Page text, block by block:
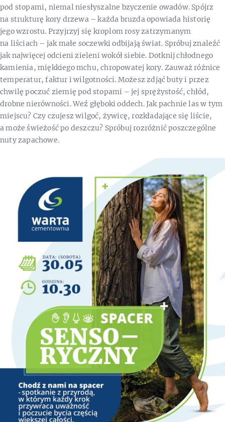
pod stopami, niemal niesłyszalne bzyczenie owadów. Spójrz
na strukturę kory drzewa – każda bruzda opowiada historię
jego wzrostu. Przyjrzyj się kroplom rosy zatrzymanym
na liściach – jak małe soczewki odbijają świat. Spróbuj znaleźć
jak najwięcej odcieni zieleni wokół siebie. Dotknij chłodnego
kamienia, miękkiego mchu, chropowatej kory. Zauważ różnice
temperatur, faktur i wilgotności. Możesz zdjąć buty i przez
chwilę poczuć ziemię pod stopami – jej sprężystość, chłód,
drobne nierówności. Weź głęboki oddech. Jak pachnie las w tym
miejscu? Czy czujesz wilgoć, żywicę, rozkładające się liście,
a może świeżość po deszczu? Spróbuj rozróżnić poszczególne
nuty zapachowe.